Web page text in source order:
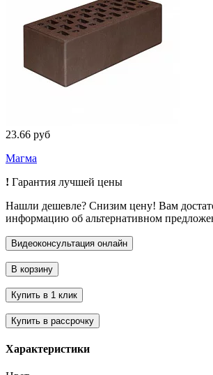
23.66 руб
Магма
! Гарантия лучшей цены
Нашли дешевле? Снизим цену! Вам
информацию об альтернативном
Характеристики